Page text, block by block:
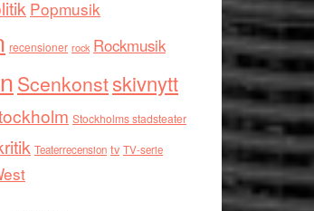
Popmusik
recensioner rock Rockmusik
Scenkonstskivnytt
Stockholms stadsteater
Teaterrecension tv TV-serie